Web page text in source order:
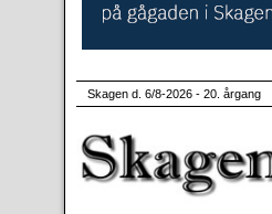
Skagen d. 6/8-2026 - 20. årgang